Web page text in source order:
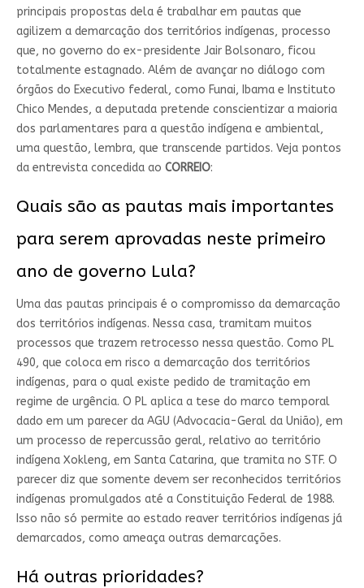
principais propostas dela é trabalhar em pautas que
agilizem a demarcação dos territórios indígenas, processo
que, no governo do ex-presidente Jair Bolsonaro, ficou
totalmente estagnado. Além de avançar no diálogo com
órgãos do Executivo federal, como Funai, Ibama e Instituto
Chico Mendes, a deputada pretende conscientizar a maioria
dos parlamentares para a questão indígena e ambiental,
uma questão, lembra, que transcende partidos. Veja pontos
da entrevista concedida ao CORREIO:
Quais são as pautas mais importantes
para serem aprovadas neste primeiro
ano de governo Lula?
Uma das pautas principais é o compromisso da demarcação
dos territórios indígenas. Nessa casa, tramitam muitos
processos que trazem retrocesso nessa questão. Como PL
490, que coloca em risco a demarcação dos territórios
indígenas, para o qual existe pedido de tramitação em
regime de urgência. O PL aplica a tese do marco temporal
dado em um parecer da AGU (Advocacia-Geral da União), em
um processo de repercussão geral, relativo ao território
indígena Xokleng, em Santa Catarina, que tramita no STF. O
parecer diz que somente devem ser reconhecidos territórios
indígenas promulgados até a Constituição Federal de 1988.
Isso não só permite ao estado reaver territórios indígenas já
demarcados, como ameaça outras demarcações.
Há outras prioridades?